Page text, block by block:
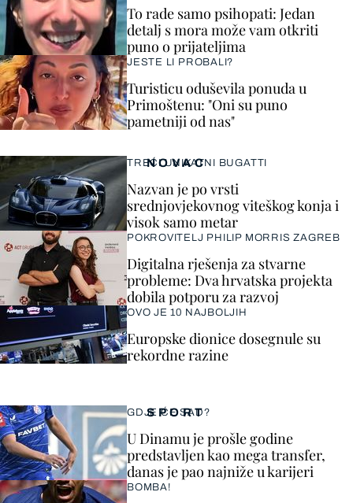
To rade samo psihopati: Jedan
detalj s mora može vam otkriti
puno o prijateljima
JESTE LI PROBALI?
Turisticu oduševila ponuda u
Primoštenu: "Oni su puno
pametniji od nas"
SPORT
GDJE ĆE SAD?
U Dinamu je prošle godine
predstavljen kao mega transfer,
danas je pao najniže u karijeri
BOMBA!
NOVAC
TREĆI UNIKATNI BUGATTI
Nazvan je po vrsti
srednjovjekovnog viteškog konja i
visok samo metar
POKROVITELJ PHILIP MORRIS ZAGREB
Digitalna rješenja za stvarne
probleme: Dva hrvatska projekta
dobila potporu za razvoj
OVO JE 10 NAJBOLJIH
Europske dionice dosegnule su
rekordne razine